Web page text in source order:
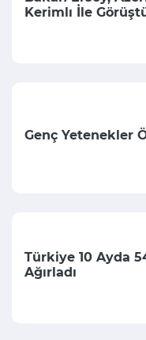
Kerimlı İle
Genç Yetenekler
Türkiye 10 Ayda
Ağırladı